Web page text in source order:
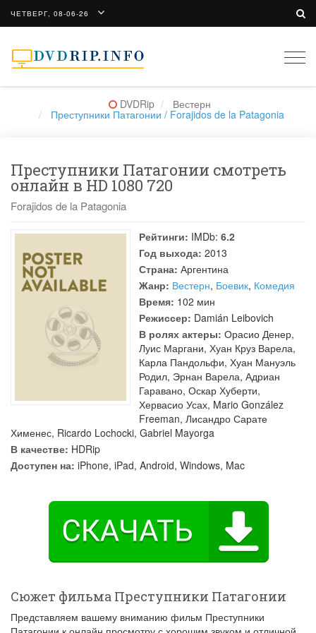
ЧЕТВЕРГ, 08-06-26
DVDRip Вестерн
Преступники Патагонии / Forajidos de la Patagonia
Преступники Патагонии смотреть
онлайн в HD 1080 720
Forajidos de la Patagonia
Рейтинги: IMDb: 6.2
Год выхода: 2013
Страна: Аргентина
Жанр: Вестерн, Боевик, Комедия
Время: 102 мин
Режиссер: Damián Leibovich
В ролях актеры: Орасио Денер,
Луис Маргани, Хуан Круз Варела,
Карла Пандольфи, Хуан Мануэль
Родил, Эрнан Варела, Адриан
Гаравано, Оскар Хуберти,
Хервасио Усах, Mario González
Freeman, Лисандро Сарате
Хименес, Ricardo Lochocki, Gabriel Mayorga
В качестве: HDRip
Доступен на: iPhone, iPad, Android, Windows, Mac
Сюжет фильма Преступники Патагонии
Представляем вашему вниманию фильм Преступники